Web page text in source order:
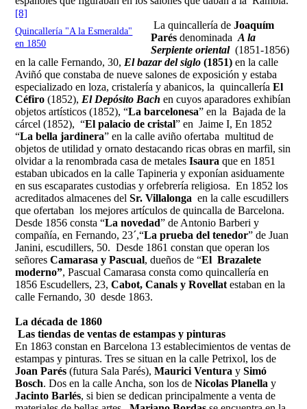
[8]
Quincallería "A la Esmeralda"
en 1850
La quincallería deJoaquím
ParésdenominadaA la
Serpiente oriental(1851-1856)
en la calle Fernando, 30, El bazar del siglo (1851) en la calle
Aviñó que constaba de nueve salones de exposición y estaba
especializado en loza, cristalería y abanicos, la quincalleríaEl
Céfiro (1852), El Depósito Bach en cuyos aparadores exhibían
objetos artísticos (1852), “La barcelonesa” en la Bajada de la
cárcel (1852), “El palacio de cristal” en Jaime I, En 1852
“La bella jardinera” en la calle aviño ofertaba multitud de
objetos de utilidad y ornato destacando ricas obras en marfil, sin
olvidar a la renombrada casa de metalesIsaura que en 1851
estaban ubicados en la calle Tapineria y exponían asiduamente
en sus escaparates custodias y orfebrería religiosa. En 1852 los
acreditados almacenes delSr. Villalonga en la calle escudillers
que ofertaban los mejores artículos de quincalla de Barcelona.
Desde 1856 consta “La novedad” de Antonio Barberi y
compañía, en Fernando, 23´,“La prueba del tenedor” de Juan
Janini, escudillers, 50. Desde 1861 constan que operan los
señoresCamarasa y Pascual, dueños de “El Brazalete
moderno”, Pascual Camarasa consta como quincallería en
1856 Escudellers, 23, Cabot, Canals y Rovellat estaban en la
calle Fernando, 30 desde 1863.
La década de 1860
Las tiendas de ventas de estampas y pinturas
En 1863 constan en Barcelona 13 establecimientos de ventas de
estampas y pinturas. Tres se situan en la calle Petrixol, los de
Joan Parés (futura Sala Parés),Maurici Ventura ySimó
Bosch. Dos en la calle Ancha, son los deNicolas Planellay
Jacinto Barlés, si bien se dedican principalmente a venta de